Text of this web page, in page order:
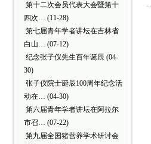
第十二次会员代表大会暨第十
四次… (11-28)
第七届青年学者讲坛在吉林省
白山… (07-12)
纪念张子仪先生百年诞辰 (04-
30)
张子仪院士诞辰100周年纪念活
动在… (04-30)
第六届青年学者讲坛在阿拉尔
市召… (07-22)
第九届全国猪营养学术研讨会